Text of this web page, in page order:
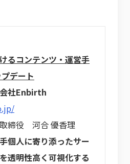
るコンテンツ・運営手
デート
社Enbirth
役 河合 優香理
個人に寄り添ったサー
透明性高く可視化する